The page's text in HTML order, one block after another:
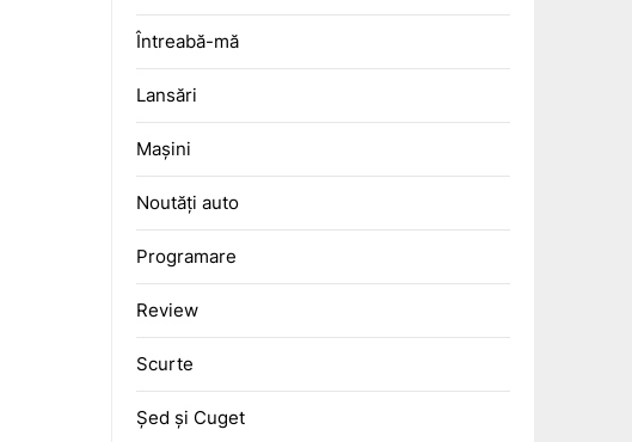
Întreabă-mă
Lansări
Mașini
Noutăți auto
Programare
Review
Scurte
Șed și Cuget